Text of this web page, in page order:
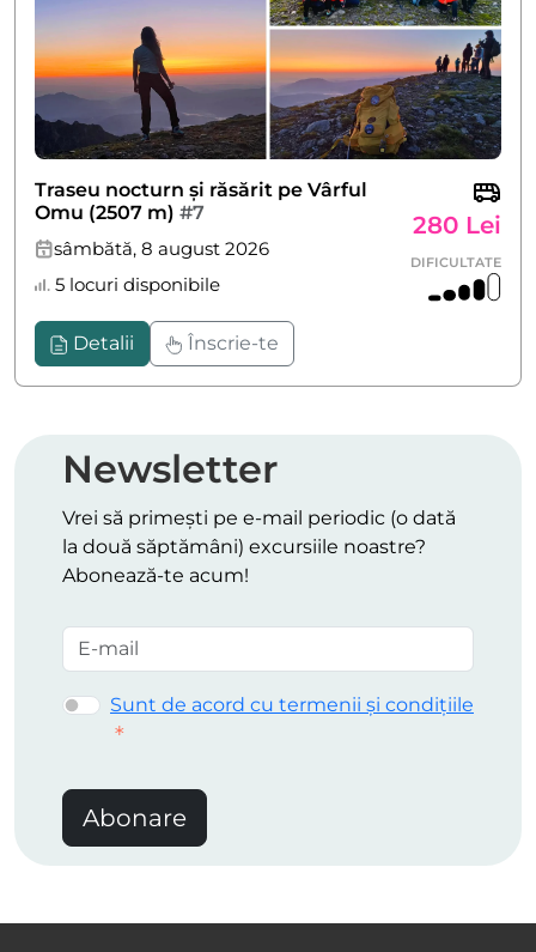
Traseu nocturn și răsărit pe Vârful
Omu (2507 m) #7
sâmbătă, 8 august 2026
5 locuri disponibile
280 Lei
DIFICULTATE
Detalii Înscrie-te
Newsletter
Vrei să primești pe e-mail periodic (o dată
la două săptămâni) excursiile noastre?
Abonează-te acum!
Sunt de acord cu termenii și condițiile
Abonare